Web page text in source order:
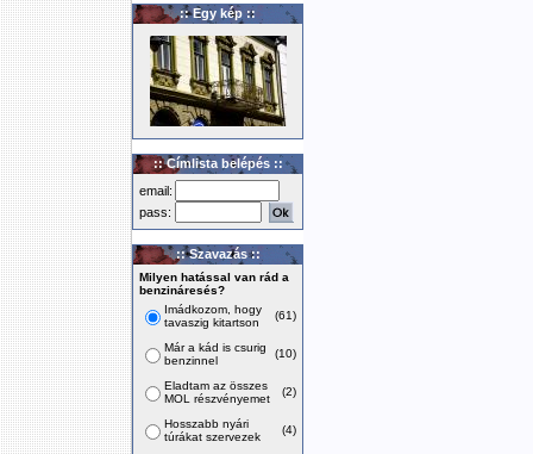
:: Egy kép ::
:: Címlista belépés ::
email:
pass:
:: Szavazás ::
Milyen hatással van rád a
benzináresés?
Imádkozom, hogy
tavaszig kitartson
(61)
Már a kád is csurig
benzinnel
(10)
Eladtam az összes
MOL részvényemet
(2)
Hosszabb nyári
túrákat szervezek
(4)